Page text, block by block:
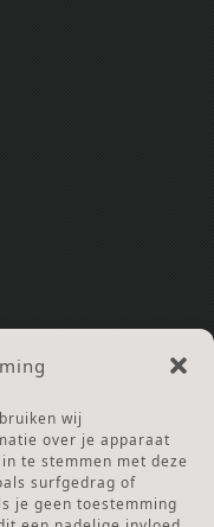
wij
over je apparaat
te stemmen met deze
surfgedrag of
je geen toestemming